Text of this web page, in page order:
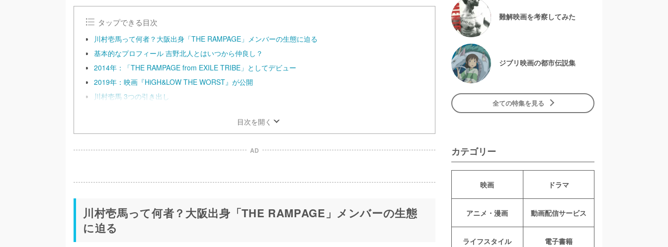
タップできる目次
川村壱馬って何者？大阪出身「THE RAMPAGE」メンバーの生態に迫る
基本的なプロフィール 吉野北人とはいつから仲良し？
2014年：「THE RAMPAGE from EXILE TRIBE」としてデビュー
2019年：映画『HiGH&LOW THE WORST』が公開
川村壱馬 3つの引き出し
目次を開く
AD
川村壱馬って何者？大阪出身「THE RAMPAGE」メンバーの生態
に迫る
難解映画を考察してみた
ジブリ映画の都市伝説集
全ての特集を見る
カテゴリー
映画 ドラマ
アニメ・漫画 動画配信サービス
ライフスタイル 電子書籍